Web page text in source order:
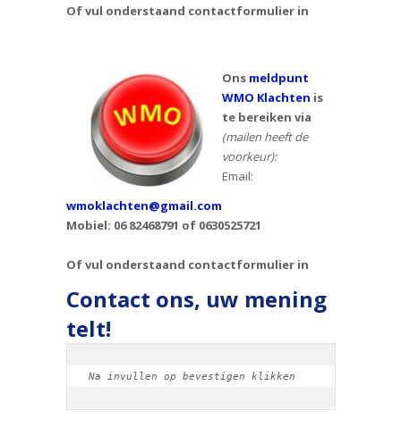
Of vul onderstaand contactformulier in
Ons meldpunt
WMO Klachten is
te bereiken via
(mailen heeft de
voorkeur):
Email:
wmoklachten@gmail.com
Mobiel: 06 82468791 of 0630525721
Of vul onderstaand contactformulier in
Contact ons, uw mening
telt!
Na invullen op bevestigen klikken